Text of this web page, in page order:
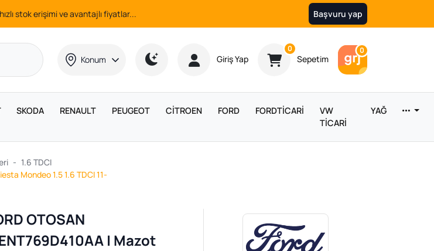
stok erişimi ve avantajlı fiyatlar... Başvuru yap
Konum Giriş Yap
0Ürün sayısı
Sepetim
0Araç sayısı
SKODA RENAULT PEUGEOT CİTROEN FORD FORDTİCARİ
VW
TİCARİ
YAĞ
1.6 TDCI
Mondeo 1.5 1.6 TDCI 11-
OTOSAN
| Mazot